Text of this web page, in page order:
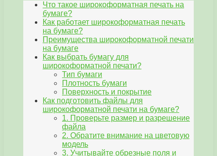
Что такое широкоформатная печать на
бумаге?
Как работает широкоформатная печать
на бумаге?
Преимущества широкоформатной печати
на бумаге
Как выбрать бумагу для
широкоформатной печати?
Тип бумаги
Плотность бумаги
Поверхность и покрытие
Как подготовить файлы для
широкоформатной печати на бумаге?
1. Проверьте размер и разрешение
файла
2. Обратите внимание на цветовую
модель
3. Учитывайте обрезные поля и